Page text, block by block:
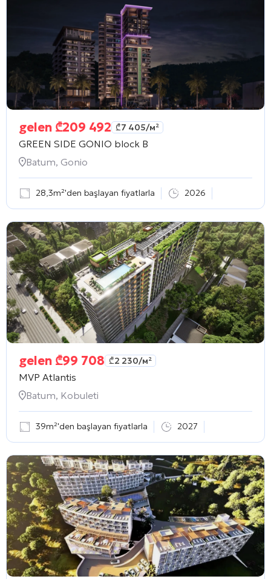
gelen ₾209 492 ₾7 405/м²
GREEN SIDE GONIO block B
Batum, Gonio
28,3m²'den başlayan fiyatlarla 2026
gelen ₾99 708 ₾2 230/м²
MVP Atlantis
Batum, Kobuleti
39m²'den başlayan fiyatlarla 2027